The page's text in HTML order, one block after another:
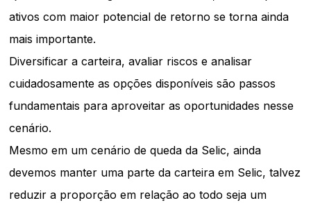
ativos com maior potencial de retorno se torna ainda
mais importante.
Diversificar a carteira, avaliar riscos e analisar
cuidadosamente as opções disponíveis são passos
fundamentais para aproveitar as oportunidades nesse
cenário.
Mesmo em um cenário de queda da Selic, ainda
devemos manter uma parte da carteira em Selic, talvez
reduzir a proporção em relação ao todo seja um